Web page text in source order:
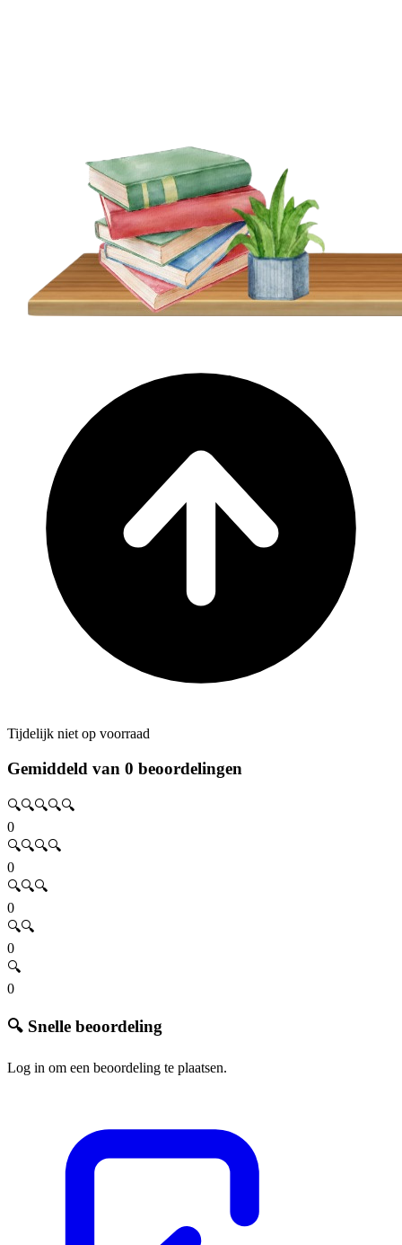
Tijdelijk niet op voorraad
Gemiddeld van 0 beoordelingen
🔍🔍🔍🔍🔍
0
🔍🔍🔍🔍
0
🔍🔍🔍
0
🔍🔍
0
🔍
0
🔍 Snelle beoordeling
Log in om een beoordeling te plaatsen.